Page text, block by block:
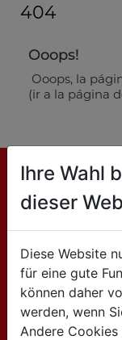
404
Ooops!
Ooops, la
(ir a la página
HOLZMANN
Marktplatz 4 /
Tel:+43 7289 /
Ihre Wahl
dieser
Diese Website
für eine gute
können daher
werden, wenn
Andere